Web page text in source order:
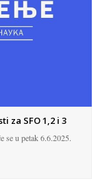
za SFO 1,2 i 3
se u petak 6.6.2025.